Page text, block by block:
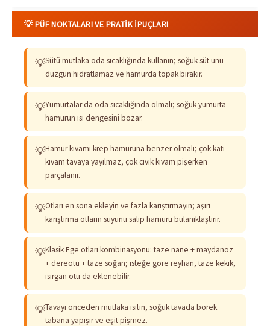
💡 PÜF NOKTALARI VE PRATIK İPUÇLARI
💡Sütü mutlaka oda sıcaklığında kullanın; soğuk süt unu
düzgün hidratlamaz ve hamurda topak bırakır.
💡Yumurtalar da oda sıcaklığında olmalı; soğuk yumurta
hamurun ısı dengesini bozar.
💡Hamur kıvamı krep hamuruna benzer olmalı; çok katı
kıvam tavaya yayılmaz, çok cıvık kıvam pişerken
parçalanır.
💡Otları en sona ekleyin ve fazla karıştırmayın; aşırı
karıştırma otların suyunu salıp hamuru bulanıklaştırır.
💡Klasik Ege otları kombinasyonu: taze nane + maydanoz
+ dereotu + taze soğan; isteğe göre reyhan, taze kekik,
ısırgan otu da eklenebilir.
💡Tavayı önceden mutlaka ısıtın, soğuk tavada börek
tabana yapışır ve eşit pişmez.